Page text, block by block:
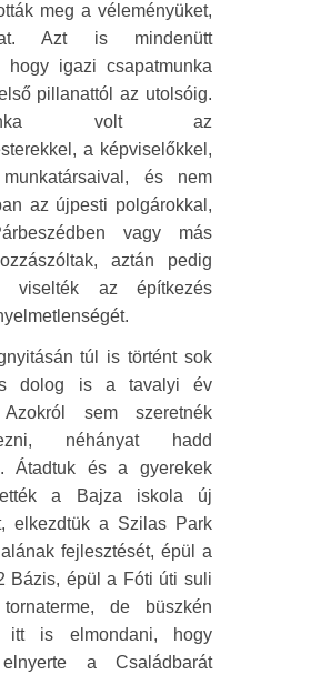
meg a véleményüket,
Azt is mindenütt
hogy igazi csapatmunka
pillanattól az utolsóig.
volt az
a képviselőkkel,
és nem
az újpesti polgárokkal,
vagy más
aztán pedig
viselték az építkezés
túl is történt sok
dolog is a tavalyi év
Azokról sem szeretnék
néhányat hadd
Átadtuk és a gyerekek
a Bajza iskola új
elkezdtük a Szilas Park
fejlesztését, épül a
Bázis, épül a Fóti úti suli
de büszkén
itt is elmondani, hogy
a Családbarát